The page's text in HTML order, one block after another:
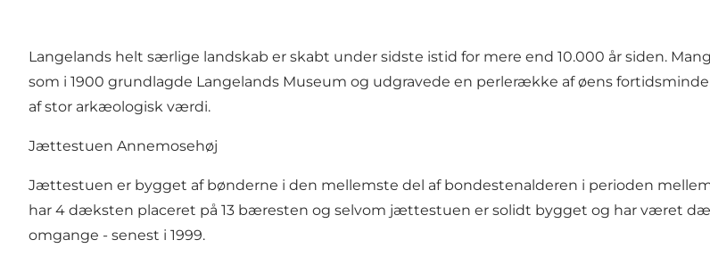
Langelands helt særlige landskab er skabt under sidste istid for mere end 10.000 år siden.
som i 1900 grundlagde Langelands Museum og udgravede en perlerække af øens
af stor arkæologisk værdi.
Jættestuen Annemosehøj
Jættestuen er bygget af bønderne i den mellemste del af bondestenalderen i perioden mellem
har 4 dæksten placeret på 13 bæresten og selvom jættestuen er solidt bygget og har været
omgange - senest i 1999.